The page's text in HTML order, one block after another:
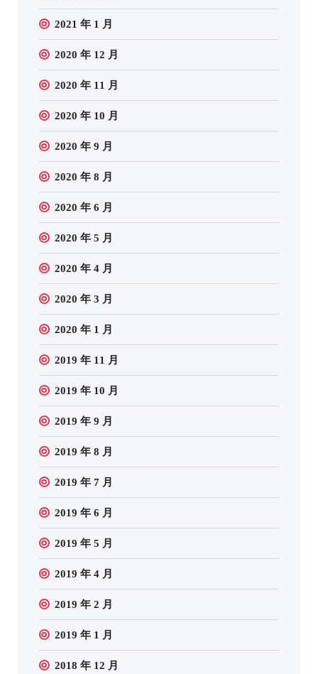
2021 年 1 月
2020 年 12 月
2020 年 11 月
2020 年 10 月
2020 年 9 月
2020 年 8 月
2020 年 6 月
2020 年 5 月
2020 年 4 月
2020 年 3 月
2020 年 1 月
2019 年 11 月
2019 年 10 月
2019 年 9 月
2019 年 8 月
2019 年 7 月
2019 年 6 月
2019 年 5 月
2019 年 4 月
2019 年 2 月
2019 年 1 月
2018 年 12 月